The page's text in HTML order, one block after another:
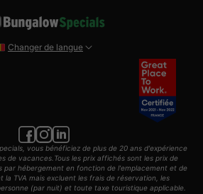
Changer de langue
vous bénéficiez de plus de 20 ans d'expérience
de vacances.Tous les prix affichés sont les prix de
par hébergement en fonction de l'emplacement et de
la TVA mais excluent les frais de réservation, les
(par nuit) et toute taxe touristique applicable.